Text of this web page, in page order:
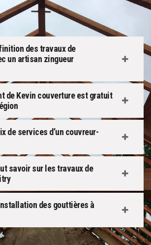
des travaux de
un artisan zingueur
de Kevin couverture est gratuit
de services d’un couvreur-
savoir sur les travaux de
des gouttières à